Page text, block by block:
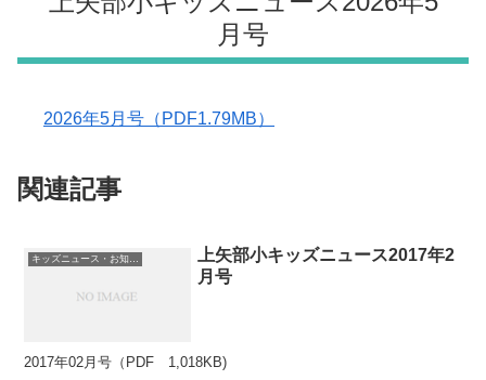
月号
2026年5月号（PDF1.79MB）
関連記事
キッズニュース・お知らせ
上矢部小キッズニュース2017年2
月号
2017年02月号（PDF 1,018KB)